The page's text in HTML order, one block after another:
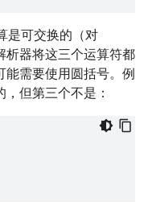
是可交换的（对
析器将这三个运算符都
需要使用圆括号。例
但第三个不是：